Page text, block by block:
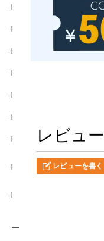
レビュー
レビューを書く